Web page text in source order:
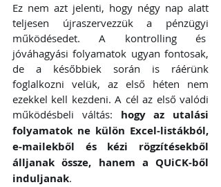
Ez nem azt jelenti, hogy négy nap alatt
teljesen újraszervezzük a pénzügyi
működésedet. A kontrolling és
jóváhagyási folyamatok ugyan fontosak,
de a későbbiek során is ráérünk
foglalkozni velük, az első héten nem
ezekkel kell kezdeni. A cél az első valódi
működésbeli váltás: hogy az utalási
folyamatok ne külön Excel-listákból,
e-mailekből és kézi rögzítésekből
álljanak össze, hanem a QUiCK-ből
induljanak.